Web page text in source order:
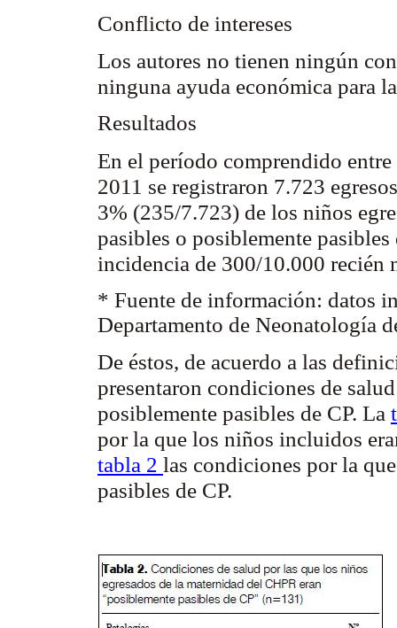
Conflicto de intereses
Los autores no tienen ningún
ninguna ayuda económica para
Resultados
En el período comprendido
2011 se registraron 7.723
3% (235/7.723) de los niños
pasibles o posiblemente pasibles
incidencia de 300/10.000 recién
* Fuente de información: datos
Departamento de Neonatología
De éstos, de acuerdo a las
presentaron condiciones de
posiblemente pasibles de CP. La
por la que los niños incluidos
tabla 2 las condiciones por la
pasibles de CP.